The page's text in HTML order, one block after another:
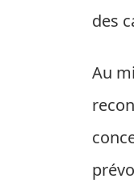
des
Au